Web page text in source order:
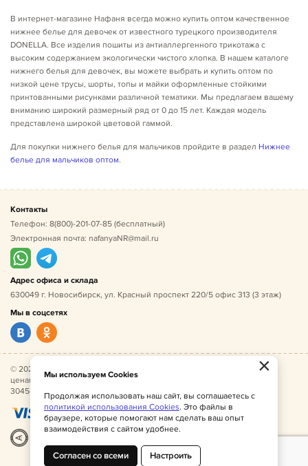
В интернет-магазине Нафаня всегда можно купить оптом качественное
нижнее белье для девочек от известного турецкого производителя
DONELLA. Все изделия пошиты из антиаллергенного трикотажа с
высоким содержанием экологически чистого хлопка. В нашем каталоге
нижнего белья для девочек, вы можете выбрать и купить оптом по
низкой цене трусы, шорты, топы и майки оформленные стойкими
принтованными рисунками различной тематики. Мы предлагаем вашему
вниманию широкий размерный ряд от 0 до 15 лет. Каждая модель
представлена широкой цветовой гаммой.
Для покупки нижнего белья для мальчиков пройдите в раздел Нижнее
белье для мальчиков оптом.
Контакты
Телефон: 8(800)-201-07-85 (бесплатный)
Электронная почта: nafanyaNR@mail.ru
Адрес офиса и склада
630049 г. Новосибирск, ул. Красный проспект 220/5 офис 313 (3 этаж)
Мы в соцсетях
© 2026 Нафаня — оптовые поставки детской одежды по
ценам производителя. ИНН 541005493544, ОГРН
304541027500052.
×
Мы используем Cookies
Продолжая использовать наш сайт, вы соглашаетесь с
политикой использования Cookies. Это файлы в
браузере, которые помогают нам сделать ваш опыт
взаимодействия с сайтом удобнее.
Согласен со всеми Настроить